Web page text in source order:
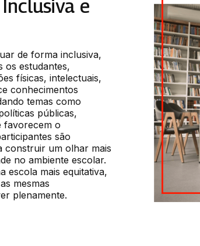
e
de forma inclusiva,
os estudantes,
físicas, intelectuais,
conhecimentos
temas como
públicas,
favorecem o
são
construir um olhar mais
no ambiente escolar.
escola mais equitativa,
mesmas
plenamente.